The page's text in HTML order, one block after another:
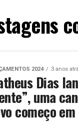
2024 3 anos
Dias
uma
começo